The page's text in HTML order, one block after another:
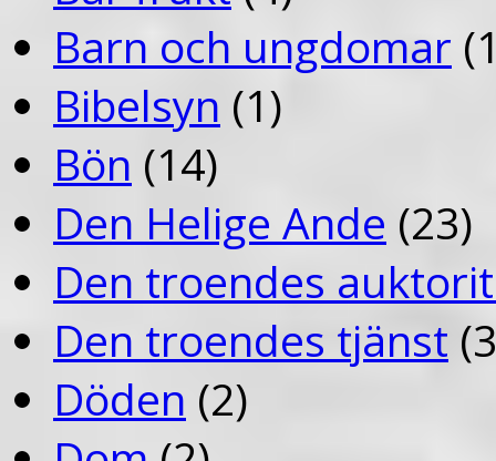
Barn och ungdomar
Bibelsyn (1)
Bön (14)
Den Helige Ande (23)
Den troendes
Den troendes tjänst
Döden (2)